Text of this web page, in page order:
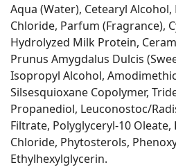
Aqua (Water), Cetearyl
Chloride, Parfum (Fragrance),
Hydrolyzed Milk Protein,
Prunus Amygdalus Dulcis
Isopropyl Alcohol,
Silsesquioxane Copolymer,
Propanediol, Leuconostoc/
Filtrate, Polyglyceryl-10
Chloride, Phytosterols,
Ethylhexylglycerin.